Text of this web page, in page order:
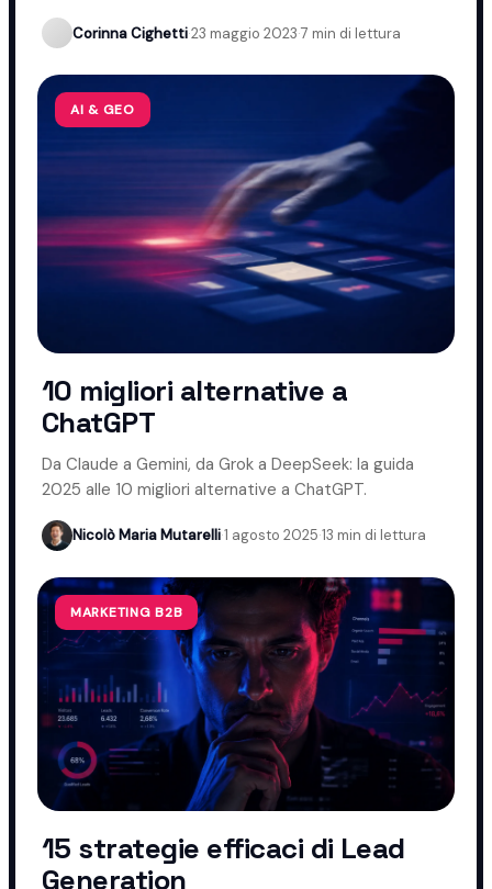
Coca-Cola.
Corinna Cighetti·23 maggio 2023·7 min di lettura
AI & GEO
10 migliori alternative a
ChatGPT
Da Claude a Gemini, da Grok a DeepSeek: la guida
2025 alle 10 migliori alternative a ChatGPT.
Nicolò Maria Mutarelli·1 agosto 2025·13 min di lettura
MARKETING B2B
15 strategie efficaci di Lead
Generation